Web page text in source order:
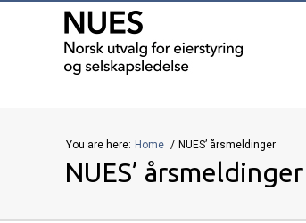
You are here: Home NUES’ årsmeldinger
NUES’ årsmeldinger